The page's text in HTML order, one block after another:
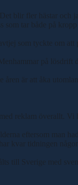
blir fler hästar och
tar både på kropp
som tyckte om att
på lösdrift
är att åka
reklam överallt. Vi
eftersom man
kvar tidningen
till Sverige med